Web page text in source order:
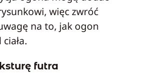
więc zwróć
na to, jak ogon
futra